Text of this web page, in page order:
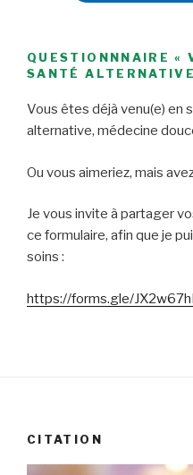
QUESTIONNNAIRE «
SANTÉ
Vous êtes déjà venu(e) en
alternative, médecine
Ou vous aimeriez, mais
Je vous invite à partager
ce formulaire, afin que je
soins :
https://forms.gle/
CITATION